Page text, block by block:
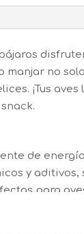
no
¡Tus
de
y
para
vitalidad y
o mezclada